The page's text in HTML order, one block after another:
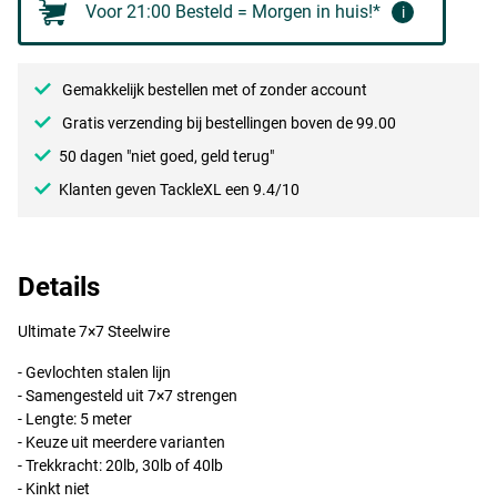
Voor 21:00 Besteld = Morgen in huis!* i
Gemakkelijk bestellen met of zonder account
Gratis verzending bij bestellingen boven de 99.00
50 dagen "niet goed, geld terug"
Klanten geven TackleXL een 9.4/10
Details
Ultimate 7×7 Steelwire
- Gevlochten stalen lijn
- Samengesteld uit 7×7 strengen
- Lengte: 5 meter
- Keuze uit meerdere varianten
- Trekkracht: 20lb, 30lb of 40lb
- Kinkt niet